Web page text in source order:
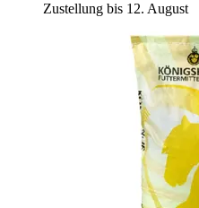
Zustellung bis 12. August